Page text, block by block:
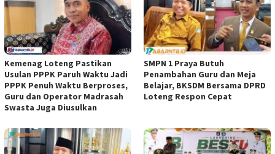
Kemenag Loteng Pastikan
Usulan PPPK Paruh Waktu Jadi
PPPK Penuh Waktu Berproses,
Guru dan Operator Madrasah
Swasta Juga Diusulkan
SMPN 1 Praya Butuh
Penambahan Guru dan Meja
Belajar, BKSDM Bersama DPRD
Loteng Respon Cepat